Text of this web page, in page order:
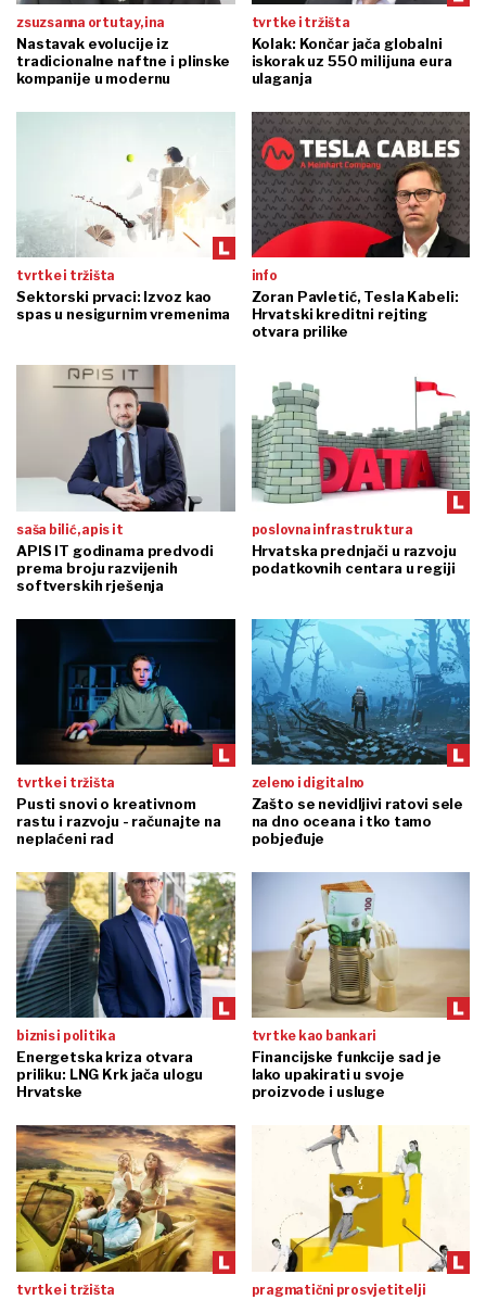
zsuzsanna ortutay, ina
Nastavak evolucije iz
tradicionalne naftne i plinske
kompanije u modernu
tvrtke i tržišta
Kolak: Končar jača globalni
iskorak uz 550 milijuna eura
ulaganja
tvrtke i tržišta
Sektorski prvaci: Izvoz kao
spas u nesigurnim vremenima
info
Zoran Pavletić, Tesla Kabeli:
Hrvatski kreditni rejting
otvara prilike
saša bilić, apis it
APIS IT godinama predvodi
prema broju razvijenih
softverskih rješenja
poslovna infrastruktura
Hrvatska prednjači u razvoju
podatkovnih centara u regiji
tvrtke i tržišta
Pusti snovi o kreativnom
rastu i razvoju - računajte na
neplaćeni rad
zeleno i digitalno
Zašto se nevidljivi ratovi sele
na dno oceana i tko tamo
pobjeđuje
biznis i politika
Energetska kriza otvara
priliku: LNG Krk jača ulogu
Hrvatske
tvrtke kao bankari
Financijske funkcije sad je
lako upakirati u svoje
proizvode i usluge
tvrtke i tržišta pragmatični prosvjetitelji